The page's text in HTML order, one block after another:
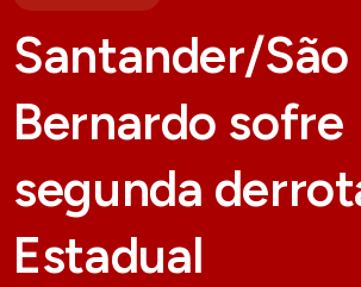
Santander/São
Bernardo sofre
segunda
Estadual